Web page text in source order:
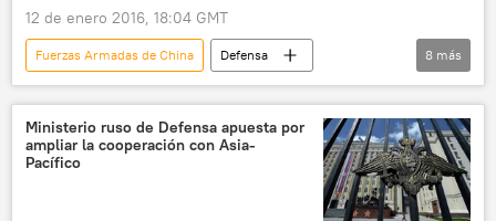
12 de enero 2016, 18:04 GMT
Fuerzas Armadas de China
Defensa
Internacional
China
Xi Jinping
Vasili Kashin
Ejército de China
reformas
🌏 Asia
8 más
Ministerio ruso de Defensa apuesta por
ampliar la cooperación con Asia-
Pacífico